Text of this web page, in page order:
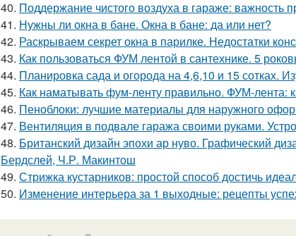
40. Поддержание чистого воздуха в гараже: важность
41. Нужны ли окна в бане. Окна в бане: да или нет?
42. Раскрываем секрет окна в парилке. Недостатки
43. Как пользоваться ФУМ лентой в сантехнике. 5
44. Планировка сада и огорода на 4,6,10 и 15 сотках.
45. Как наматывать фум-ленту правильно. ФУМ-лента:
46. Пеноблоки: лучшие материалы для наружного
47. Вентиляция в подвале гаража своими руками.
48. Британский дизайн эпохи ар нуво. Графический
Бердслей, Ч.Р. Макинтош
49. Стрижка кустарников: простой способ достичь
50. Изменение интерьера за 1 выходные: рецепты